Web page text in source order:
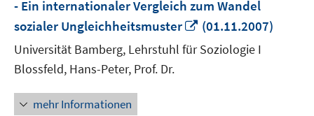
- Ein internationaler Vergleich zum Wandel
sozialer Ungleichheitsmuster
In
neuem
Fenster
(01.11.2007)
Universität Bamberg, Lehrstuhl für Soziologie I
Blossfeld, Hans-Peter, Prof. Dr.
mehr Informationen